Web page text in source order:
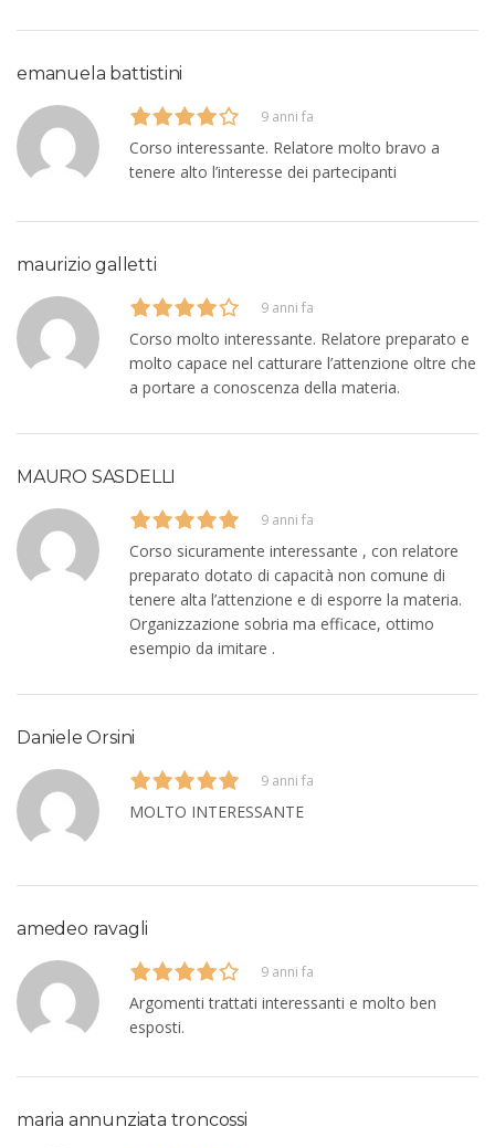
emanuela battistini
9 anni fa
Corso interessante. Relatore molto bravo a
tenere alto l’interesse dei partecipanti
maurizio galletti
9 anni fa
Corso molto interessante. Relatore preparato e
molto capace nel catturare l’attenzione oltre che
a portare a conoscenza della materia.
MAURO SASDELLI
9 anni fa
Corso sicuramente interessante , con relatore
preparato dotato di capacità non comune di
tenere alta l’attenzione e di esporre la materia.
Organizzazione sobria ma efficace, ottimo
esempio da imitare .
Daniele Orsini
9 anni fa
MOLTO INTERESSANTE
amedeo ravagli
9 anni fa
Argomenti trattati interessanti e molto ben
esposti.
maria annunziata troncossi